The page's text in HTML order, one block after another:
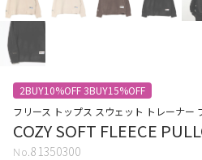
2BUY10%OFF 3BUY15%OFF
フリース トップス スウェット トレーナー
COZY SOFT FLEECE
81350300